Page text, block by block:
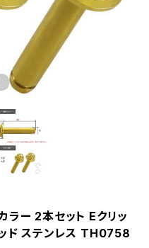
ラー 2本セット Eクリッ
ド ステンレス TH0758